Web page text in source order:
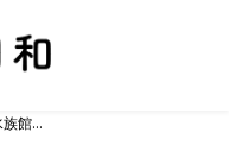
館...